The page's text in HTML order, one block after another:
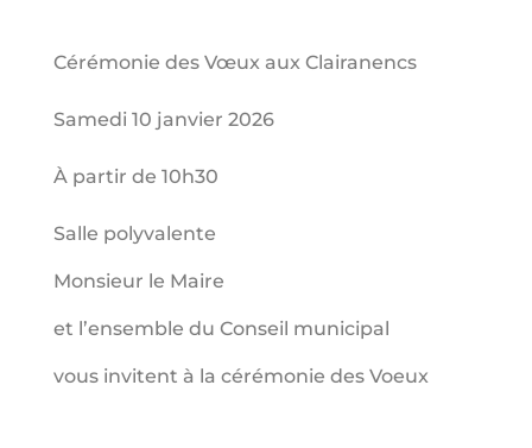
Cérémonie des Vœux aux Clairanencs
Samedi 10 janvier 2026
À partir de 10h30
Salle polyvalente
Monsieur le Maire
et l’ensemble du Conseil municipal
vous invitent à la cérémonie des Voeux